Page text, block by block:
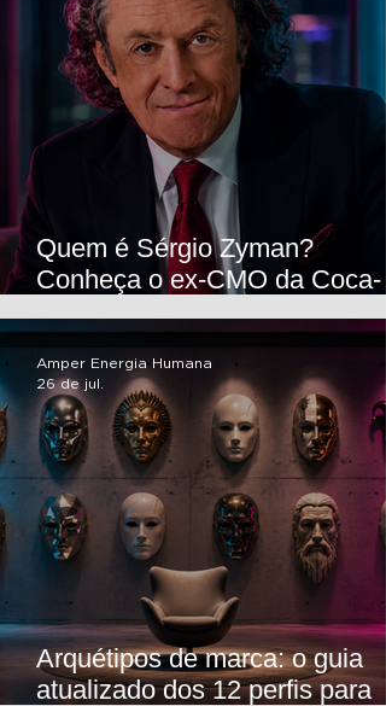
Quem é Sérgio Zyman?
Conheça o ex-CMO da Coca-
Cola e suas lições de
Arquétipos de marca: o guia
atualizado dos 12 perfis para
Amper Energia Humana
26 de jul.